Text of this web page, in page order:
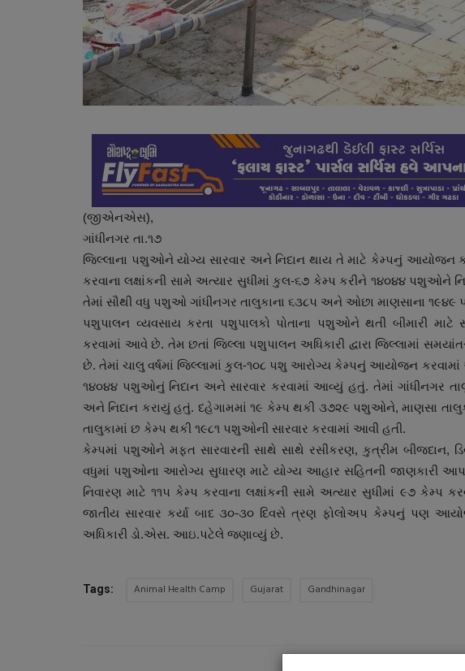
(જીએનએસ),
ગાંધીનગર તા.૧૭
જિલ્લાના પશુઓને યોગ્ય સારવાર અને નિદાન થાય તે માટે કેમ્પનું આયોજન
કરવાના લક્ષાંકની સામે અત્યાર સુધીમાં કુલ-૬૭ કેમ્પ કરીને ૧૪૦૪૪ પશુઓને
તેમાં સૌથી વધુ પશુઓ ગાંધીનગર તાલુકાના ૬૩૮૫ અને ઓછા માણસાના
પશુપાલન વ્યવસાય કરતા પશુપાલકો પોતાના પશુઓને થતી બીમારી માટે
કરવામાં આવે છે. તેમ છતાં જિલ્લા પશુપાલન અધિકારી દ્વારા જિલ્લામાં
છે. તેમાં ચાલુ વર્ષમાં જિલ્લામાં કુલ-૧૦૮ પશુ આરોગ્ય કેમ્પનું આયોજન
૧૪૦૪૪ પશુઓનું નિદાન અને સારવાર કરવામાં આવ્યું હતું. તેમાં ગાંધીનગર
અને નિદાન કરાયું હતું. દહેગામમાં ૧૯ કેમ્પ થકી ૩૭૨૯ પશુઓને, માણસા
તાલુકામાં છ કેમ્પ થકી ૧૯૮૧ પશુઓની સારવાર કરવામાં આવી હતી.
કેમ્પમાં પશુઓને મફત સારવારની સાથે સાથે રસીકરણ, કુત્રીમ બીજદાન,
વધુમાં પશુઓના આરોગ્ય સુધારણ માટે યોગ્ય આહાર સહિતની જાણકારી
નિવારણ માટે ૧૧૫ કેમ્પ કરવાના લક્ષાંકની સામે અત્યાર સુધીમાં ૯૭ કેમ્પ
જાતીય સારવાર કર્યા બાદ ૩૦-૩૦ દિવસે ત્રણ ફોલોઅપ કેમ્પનું પણ
અધિકારી ડો.એસ. આઇ.પટેલે જણાવ્યું છે.
Tags: Animal Health Camp Gujarat Gandhinagar
સ્વાસ્થ્ય